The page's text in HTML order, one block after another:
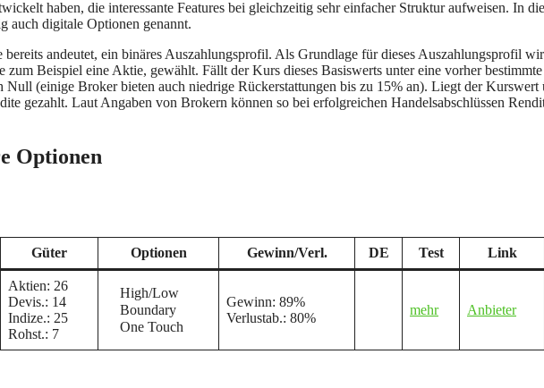
haben, die interessante Features bei gleichzeitig sehr einfacher Struktur aufweisen. In
auch digitale Optionen genannt.
andeutet, ein binäres Auszahlungsprofil. Als Grundlage für dieses Auszahlungsprofil
Beispiel eine Aktie, gewählt. Fällt der Kurs dieses Basiswerts unter eine vorher bestimmte
(einige Broker bieten auch niedrige Rückerstattungen bis zu 15% an). Liegt der Kurswert
gezahlt. Laut Angaben von Brokern können so bei erfolgreichen Handelsabschlüssen
Optionen
Güter Optionen Gewinn/Verl. DE Test Link
Aktien: 26
Devis.: 14
Indize.: 25
Rohst.: 7
High/Low
Boundary
One Touch
Gewinn: 89%
Verlustab.: 80%
mehr Anbieter